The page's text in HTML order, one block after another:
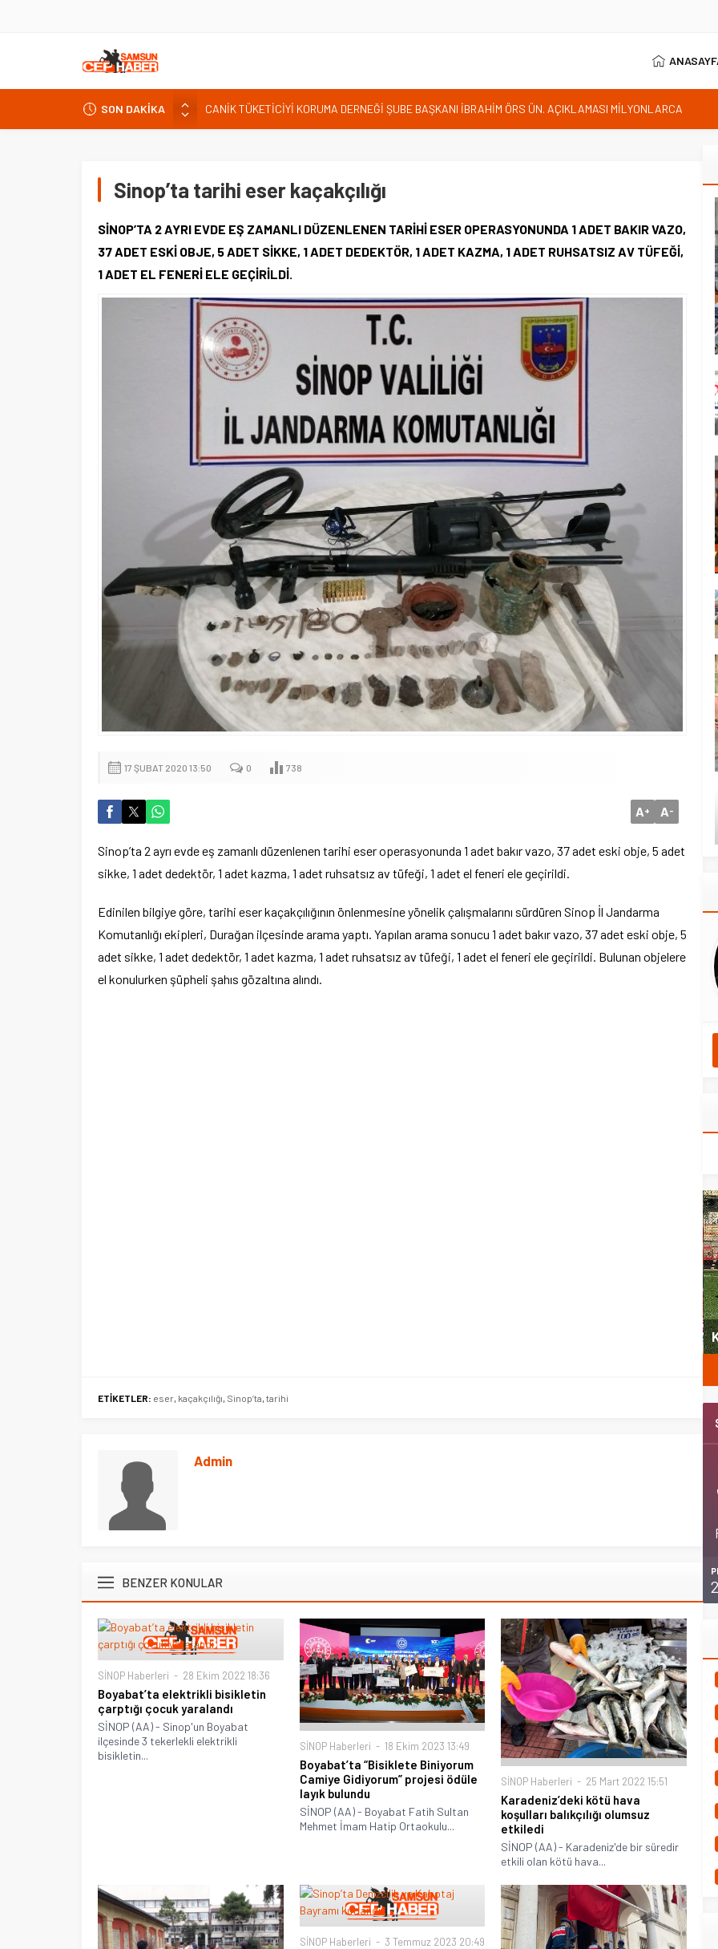
SON DAKİKA
CANİK TÜKETİCİYİ KORUMA DERNEĞİ ŞUBE BAŞKANI İBRAHİM ÖRS ÜN. AÇIKLAMASI MİLYONLARCA
İNTERNET KULLANICISINI İLGİLENDİREN KARAR VERİLDİ
Kardef Başkanı Adem GÜNER Yunanistan bu kararını gözden geçirmelidir diyerek tepkilerini gösterdi
Fatih Mahallesi Sakinleri Ilkadım Belediye Başkanı İhsan KURNAZ ve Muhtarları Seda KEKLİK ‘teşekķür
Sinop’ta tarihi eser kaçakçılığı
SİNOP’TA 2 AYRI EVDE EŞ ZAMANLI DÜZENLENEN TARİHİ ESER OPERASYONUNDA 1 ADET BAKIR VAZO,
37 ADET ESKİ OBJE, 5 ADET SİKKE, 1 ADET DEDEKTÖR, 1 ADET KAZMA, 1 ADET RUHSATSIZ AV TÜFEĞİ,
1 ADET EL FENERİ ELE GEÇİRİLDİ.
17 ŞUBAT 2020 13:50 0 738
A+ A-
Sinop’ta 2 ayrı evde eş zamanlı düzenlenen tarihi eser operasyonunda 1 adet bakır vazo, 37 adet eski obje, 5 adet
sikke, 1 adet dedektör, 1 adet kazma, 1 adet ruhsatsız av tüfeği, 1 adet el feneri ele geçirildi.
Edinilen bilgiye göre, tarihi eser kaçakçılığının önlenmesine yönelik çalışmalarını sürdüren Sinop İl Jandarma
Komutanlığı ekipleri, Durağan ilçesinde arama yaptı. Yapılan arama sonucu 1 adet bakır vazo, 37 adet eski obje, 5
adet sikke, 1 adet dedektör, 1 adet kazma, 1 adet ruhsatsız av tüfeği, 1 adet el feneri ele geçirildi. Bulunan objelere
el konulurken şüpheli şahıs gözaltına alındı.
ETİKETLER: eser, kaçakçılığı, Sinop’ta, tarihi
Admin
BENZER KONULAR
SİNOP Haberleri 28 Ekim 2022 18:36
Boyabat’ta elektrikli bisikletin
çarptığı çocuk yaralandı
SİNOP (AA) - Sinop'un Boyabat
ilçesinde 3 tekerlekli elektrikli
bisikletin...
SİNOP Haberleri 18 Ekim 2023 13:49
Boyabat’ta “Bisiklete Biniyorum
Camiye Gidiyorum” projesi ödüle
layık bulundu
SİNOP (AA) - Boyabat Fatih Sultan
Mehmet İmam Hatip Ortaokulu...
SİNOP Haberleri 25 Mart 2022 15:51
Karadeniz’deki kötü hava
koşulları balıkçılığı olumsuz
etkiledi
SİNOP (AA) - Karadeniz'de bir süredir
etkili olan kötü hava...
SİNOP Haberleri 3 Temmuz 2023 20:49